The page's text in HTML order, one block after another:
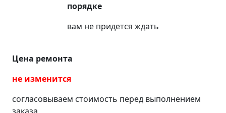
порядке
вам не придется ждать
Цена ремонта
не изменится
согласовываем стоимость перед выполнением